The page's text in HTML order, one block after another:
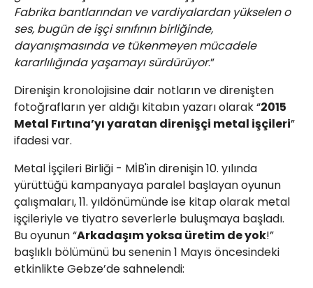
Fabrika bantlarından ve vardiyalardan yükselen o
ses, bugün de işçi sınıfının birliğinde,
dayanışmasında ve tükenmeyen mücadele
kararlılığında yaşamayı sürdürüyor.”
Direnişin kronolojisine dair notların ve direnişten
fotoğrafların yer aldığı kitabın yazarı olarak “2015
Metal Fırtına’yı yaratan direnişçi metal işçileri”
ifadesi var.
Metal İşçileri Birliği - MİB'in direnişin 10. yılında
yürüttüğü kampanyaya paralel başlayan oyunun
çalışmaları, 11. yıldönümünde ise kitap olarak metal
işçileriyle ve tiyatro severlerle buluşmaya başladı.
Bu oyunun “Arkadaşım yoksa üretim de yok!”
başlıklı bölümünü bu senenin 1 Mayıs öncesindeki
etkinlikte Gebze’de sahnelendi: